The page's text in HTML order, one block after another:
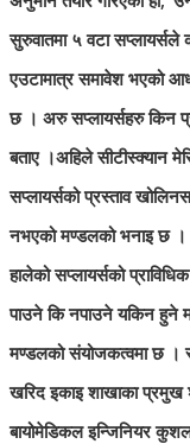
सुरुवातमा ५ वटा
एउटामात्र समावेश भएको
छ । अरु सप्लायर्सहरु किन
बताए ।अहिले सीटीस्क्यान
सप्लायर्सको प्रस्ताव
नभएको मण्डलको भनाइ छ ।
हालेको सप्लायर्सको
पाउने कि नपाउने यकिन हुने
मण्डलको संयोजकत्वमा छ ।
खरिद इकाइ शाखाका प्रमुख
बायोमेडिकल इन्जिनियर